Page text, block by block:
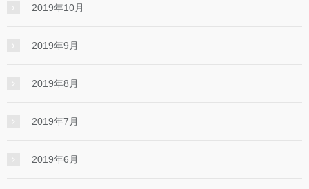
2019年10月
2019年9月
2019年8月
2019年7月
2019年6月